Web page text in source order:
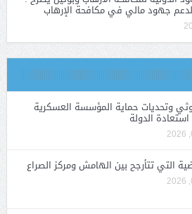
جهود مالي في مكافحة الإرهاب
وتحديات حماية المؤسسة العسكرية
الدولة
التي تتأرجح بين الهامش ومركز الصراع